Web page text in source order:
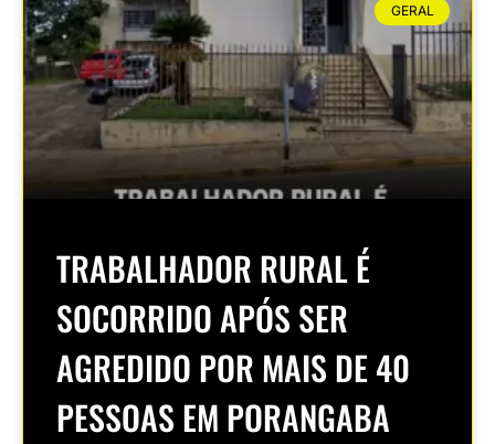
GERAL
TRABALHADOR RURAL É
SOCORRIDO APÓS SER
AGREDIDO POR MAIS DE 40
PESSOAS EM PORANGABA